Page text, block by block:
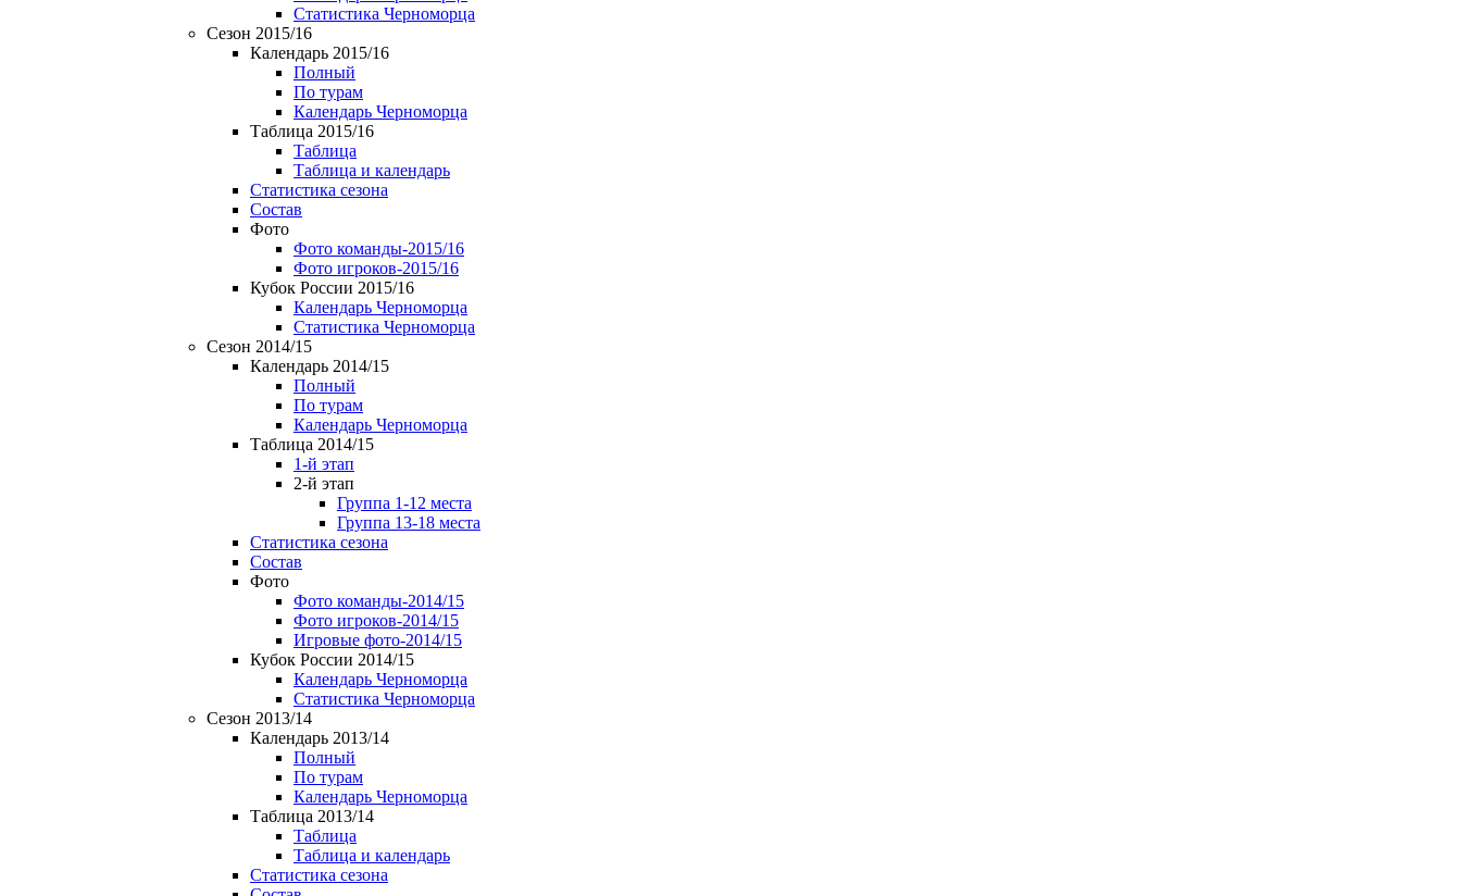
Статистика Черноморца
Сезон 2015/16
Календарь 2015/16
Полный
По турам
Календарь Черноморца
Таблица 2015/16
Таблица
Таблица и календарь
Статистика сезона
Состав
Фото
Фото команды-2015/16
Фото игроков-2015/16
Кубок России 2015/16
Календарь Черноморца
Статистика Черноморца
Сезон 2014/15
Календарь 2014/15
Полный
По турам
Календарь Черноморца
Таблица 2014/15
1-й этап
2-й этап
Группа 1-12 места
Группа 13-18 места
Статистика сезона
Состав
Фото
Фото команды-2014/15
Фото игроков-2014/15
Игровые фото-2014/15
Кубок России 2014/15
Календарь Черноморца
Статистика Черноморца
Сезон 2013/14
Календарь 2013/14
Полный
По турам
Календарь Черноморца
Таблица 2013/14
Таблица
Таблица и календарь
Статистика сезона